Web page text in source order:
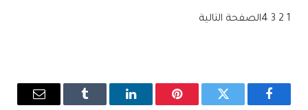
1
2
3
4الصفحة التالية
فيسبوك تويتر بينتيريستلينكدإن Tumblr البريد